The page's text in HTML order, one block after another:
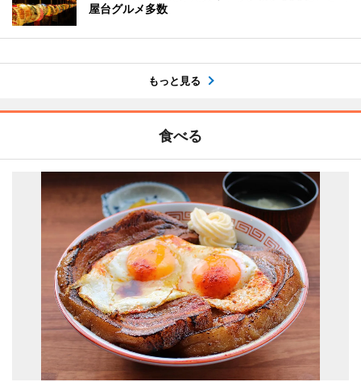
屋台グルメ多数
もっと見る
食べる